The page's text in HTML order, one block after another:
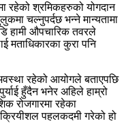
रहेको श्रमिकहरुको योगदान
चल्नुपर्दछ भन्ने मान्यतामा
हामी औपचारिक तवरले
मताधिकारका कुरा पनि
रहेको आयोगले बताएपछि
हुँदैन भनेर अहिले हाम्रो
रोजगारमा रहेका
पहलकदमी गरेको हो